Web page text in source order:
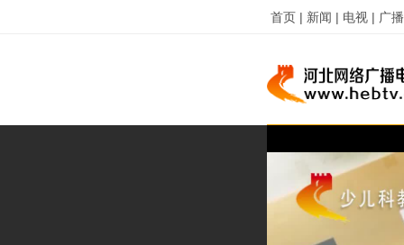
首页 | 新闻 | 电视 | 广